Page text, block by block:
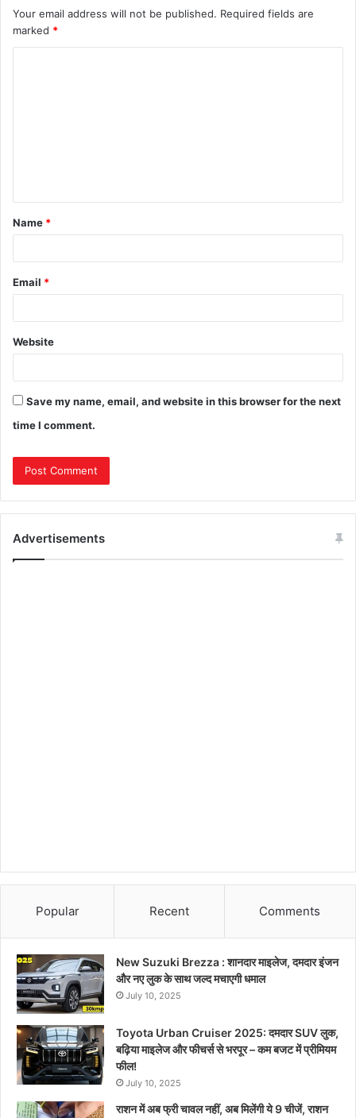
Your email address will not be published. Required fields are
marked *
Name *
Email *
Website
Save my name, email, and website in this browser for the next
time I comment.
Advertisements
Popular Recent Comments
New Suzuki Brezza : शानदार माइलेज, दमदार इंजन
और नए लुक के साथ जल्द मचाएगी धमाल
July 10, 2025
Toyota Urban Cruiser 2025: दमदार SUV लुक,
बढ़िया माइलेज और फीचर्स से भरपूर – कम बजट में प्रीमियम
फील!
July 10, 2025
राशन में अब फ्री चावल नहीं, अब मिलेंगी ये 9 चीजें, राशन